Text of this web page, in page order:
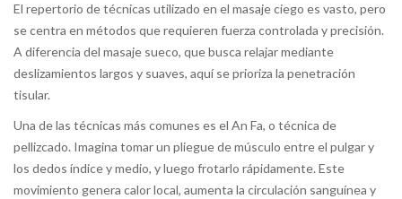
El repertorio de técnicas utilizado en el masaje ciego es vasto, pero
se centra en métodos que requieren fuerza controlada y precisión.
A diferencia del masaje sueco, que busca relajar mediante
deslizamientos largos y suaves, aquí se prioriza la penetración
tisular.
Una de las técnicas más comunes es el An Fa, o técnica de
pellizcado. Imagina tomar un pliegue de músculo entre el pulgar y
los dedos índice y medio, y luego frotarlo rápidamente. Este
movimiento genera calor local, aumenta la circulación sanguínea y